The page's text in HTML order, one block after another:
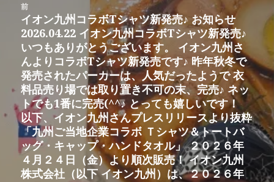
ン
前
前
の
投
稿:
イオン九州コラボTシャツ新発売♪ お知らせ
2026.04.22 イオン九州コラボTシャツ新発売♪
いつもありがとうございます。 イオン九州さ
んよりコラボTシャツ新発売です♪ 昨年秋冬で
発売されたパーカーは、人気だったようで 衣
料品売り場では取り置き不可の末、完売♪ ネッ
トでも1番に完売(^^♪ とっても嬉しいです！
以下、イオン九州さんプレスリリースより抜粋
「九州ご当地企業コラボ Ｔシャツ＆トートバ
ッグ・キャップ・ハンドタオル」 ２０２６年
４月２４日（金）より順次販売！ イオン九州
株式会社（以下 イオン九州）は、２０２６年